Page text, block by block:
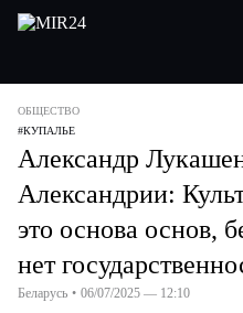
ОБЩЕСТВО
#КУПАЛЬЕ
Александр
Александрии:
это основа основ,
нет
Беларусь • 06/07/2025 — 12:10